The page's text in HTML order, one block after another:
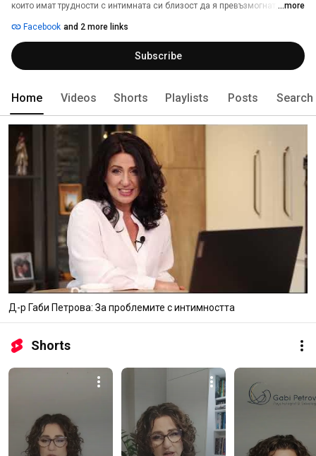
които имат трудности с интимната си близост да я превъзмогнат, за да
си.
...more
Facebook and 2 more links
Subscribe
Home Videos Shorts Playlists Posts Search
Д-р Габи Петрова: За проблемите с интимността
Shorts